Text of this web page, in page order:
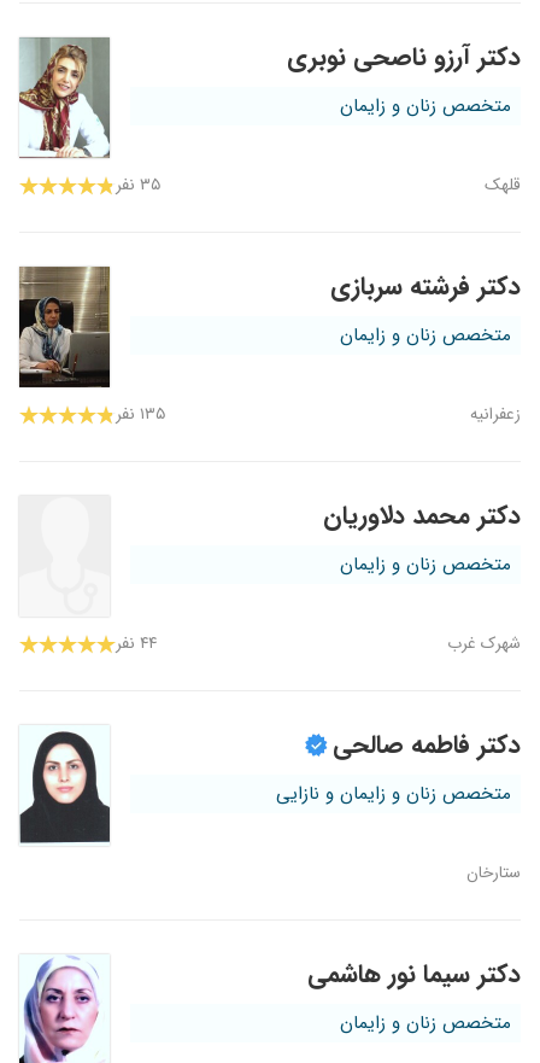
دکتر آرزو ناصحی نوبری
متخصص زنان و زایمان
قلهک ۳۵ نفر
دکتر فرشته سربازی
متخصص زنان و زایمان
زعفرانیه ۱۳۵ نفر
دکتر محمد دلاوریان
متخصص زنان و زایمان
شهرک غرب ۴۴ نفر
دکتر فاطمه صالحی
متخصص زنان و زایمان و نازایی
ستارخان
دکتر سیما نور هاشمی
متخصص زنان و زایمان